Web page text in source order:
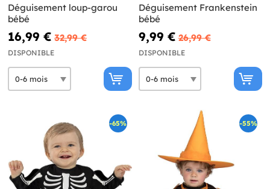
Déguisement loup-garou
bébé
16,99 € 32,99 €
DISPONIBLE
Déguisement Frankenstein
bébé
9,99 € 26,99 €
DISPONIBLE
-65% -55%